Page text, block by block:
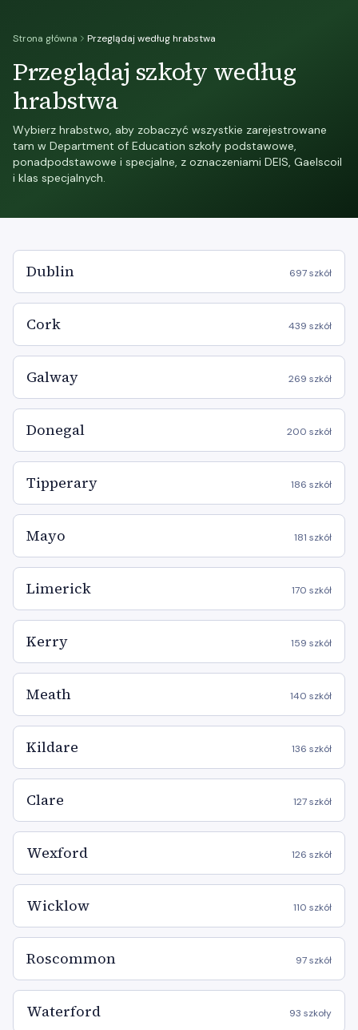
Strona główna Przeglądaj według hrabstwa
Przeglądaj szkoły według
hrabstwa
Wybierz hrabstwo, aby zobaczyć wszystkie zarejestrowane
tam w Department of Education szkoły podstawowe,
ponadpodstawowe i specjalne, z oznaczeniami DEIS, Gaelscoil
i klas specjalnych.
Dublin 697 szkół
Cork 439 szkół
Galway 269 szkół
Donegal 200 szkół
Tipperary 186 szkół
Mayo 181 szkół
Limerick 170 szkół
Kerry 159 szkół
Meath 140 szkół
Kildare 136 szkół
Clare 127 szkół
Wexford 126 szkół
Wicklow 110 szkół
Roscommon 97 szkół
Waterford 93 szkoły